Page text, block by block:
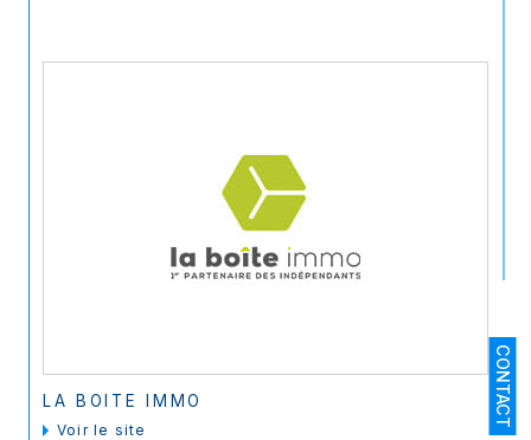
CONTACT
LA BOITE IMMO
voir le site